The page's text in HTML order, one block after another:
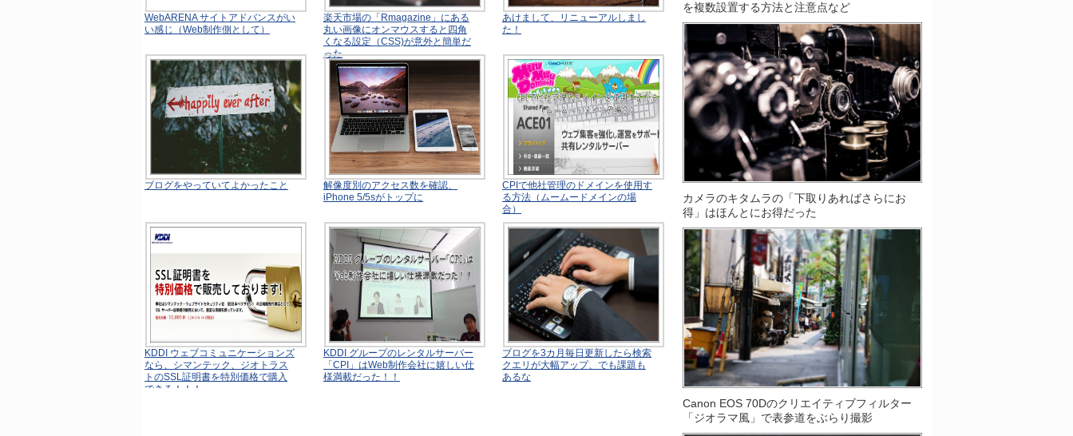
WebARENA サイトアドバンスがい
い感じ（Web制作側として）
楽天市場の「Rmagazine」にある
丸い画像にオンマウスすると四角
くなる設定（CSS)が意外と簡単だ
った
あけまして、リニューアルしまし
た！
ブログをやっていてよかったこと
解像度別のアクセス数を確認、
iPhone 5/5sがトップに
CPIで他社管理のドメインを使用す
る方法（ムームードメインの場
合）
KDDI ウェブコミュニケーションズ
なら、シマンテック、ジオトラス
トのSSL証明書を特別価格で購入
できる！！！
KDDI グループのレンタルサーバー
「CPI」はWeb制作会社に嬉しい仕
様満載だった！！
ブログを3カ月毎日更新したら検索
クエリが大幅アップ、でも課題も
あるな
を複数設置する方法と注意点など
カメラのキタムラの「下取りあればさらにお
得」はほんとにお得だった
Canon EOS 70Dのクリエイティブフィルター
「ジオラマ風」で表参道をぶらり撮影